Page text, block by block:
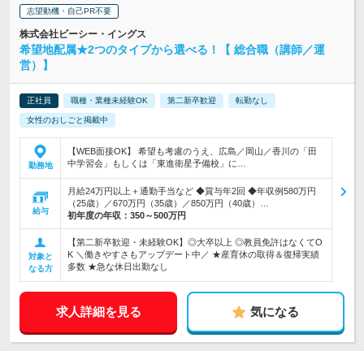
志望動機・自己PR不要
株式会社ビーシー・イングス
希望地配属★2つのタイプから選べる！【 総合職（講師／運
営）】
正社員 職種・業種未経験OK 第二新卒歓迎 転勤なし
女性のおしごと掲載中
勤務地
【WEB面接OK】 希望も考慮のうえ、広島／岡山／香川の「田
中学習会」もしくは「東進衛星予備校」に…
給与
月給24万円以上＋通勤手当など ◆賞与年2回 ◆年収例580万円
（25歳）／670万円（35歳）／850万円（40歳）…
初年度の年収： 350～500万円
対象と
なる方
【第二新卒歓迎・未経験OK】◎大卒以上 ◎教員免許はなくてO
K ＼働きやすさもアップデート中／ ★産育休の取得＆復帰実績
多数 ★急な休日出勤なし
求人詳細を見る 気になる